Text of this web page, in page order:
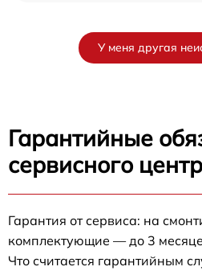
У меня другая
Гарантийные
сервисного
Гарантия от сервиса: на
комплектующие — до 3
Что считается гарантийным